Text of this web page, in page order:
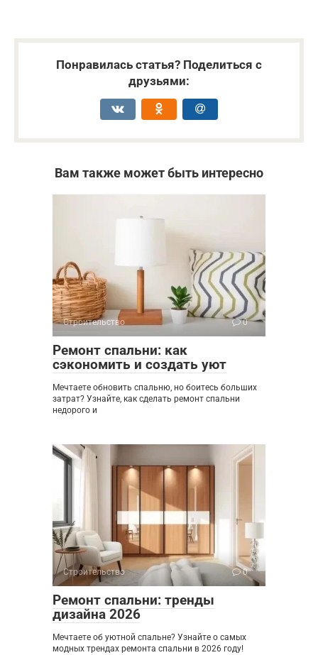
Понравилась статья? Поделиться с
друзьями:
Вам также может быть интересно
Строительство 0
Ремонт спальни: как
сэкономить и создать уют
Мечтаете обновить спальню, но боитесь больших
затрат? Узнайте, как сделать ремонт спальни
недорого и
Строительство 0
Ремонт спальни: тренды
дизайна 2026
Мечтаете об уютной спальне? Узнайте о самых
модных трендах ремонта спальни в 2026 году!